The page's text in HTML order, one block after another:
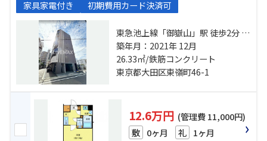
家具家電付き 初期費用カード決済可
東急池上線「御嶽山」駅 徒歩2分 東
急池上線「久が原」駅 徒歩9分 東急
池上線「雪が谷大塚」駅 徒歩11分
築年月：2021年 12月
26.33㎡/鉄筋コンクリート
東京都大田区東嶺町46-1
12.6万円 (管理費 11,000円)
敷 0ヶ月 礼 1ヶ月